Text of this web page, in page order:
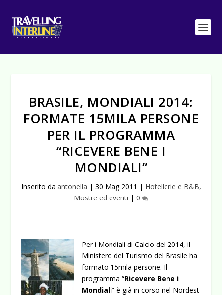
BRASILE, MONDIALI 2014:
FORMATE 15MILA PERSONE
PER IL PROGRAMMA
“RICEVERE BENE I
MONDIALI”
Inserito da antonella | 30 Mag 2011 | Hotellerie e B&B,
Mostre ed eventi | 0
Per i Mondiali di Calcio del 2014, il
Ministero del Turismo del Brasile ha
formato 15mila persone. Il
programma “Ricevere Bene i
Mondiali” è già in corso nel Nordest